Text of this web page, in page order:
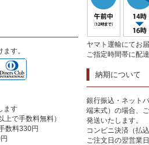
す。
ます
で手数料無料）
数料330円
ヤマト運輸にてお
ご指定時間帯に配
納期について
銀行振込・ネット
端末式）の場合、
発送いたします。
コンビニ決済（払
ご注文日の翌営業